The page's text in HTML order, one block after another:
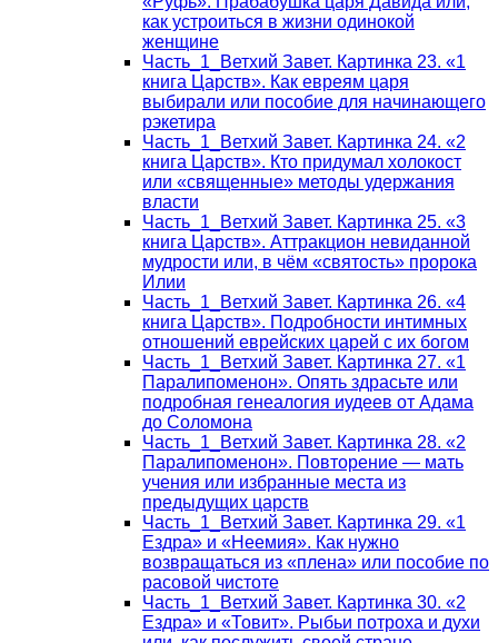
как устроиться в жизни одинокой
женщине
Часть_1_Ветхий Завет. Картинка 23. «1
книга Царств». Как евреям царя
выбирали или пособие для начинающего
рэкетира
Часть_1_Ветхий Завет. Картинка 24. «2
книга Царств». Кто придумал холокост
или «священные» методы удержания
власти
Часть_1_Ветхий Завет. Картинка 25. «3
книга Царств». Аттракцион невиданной
мудрости или, в чём «святость» пророка
Илии
Часть_1_Ветхий Завет. Картинка 26. «4
книга Царств». Подробности интимных
отношений еврейских царей с их богом
Часть_1_Ветхий Завет. Картинка 27. «1
Паралипоменон». Опять здрасьте или
подробная генеалогия иудеев от Адама
до Соломона
Часть_1_Ветхий Завет. Картинка 28. «2
Паралипоменон». Повторение — мать
учения или избранные места из
предыдущих царств
Часть_1_Ветхий Завет. Картинка 29. «1
Ездра» и «Неемия». Как нужно
возвращаться из «плена» или пособие по
расовой чистоте
Часть_1_Ветхий Завет. Картинка 30. «2
Ездра» и «Товит». Рыбьи потроха и духи